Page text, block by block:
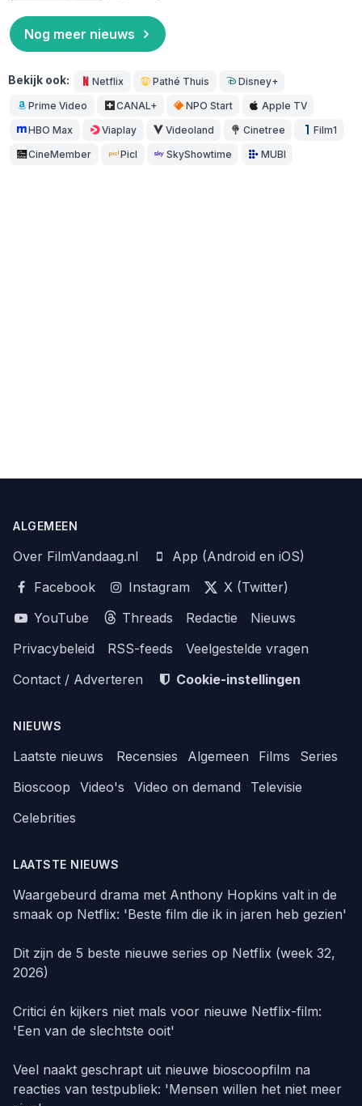
Nog meer nieuws
Bekijk ook: Netflix Pathé Thuis Disney+
Prime Video CANAL+ NPO Start Apple TV
HBO Max Viaplay Videoland Cinetree Film1
CineMember Picl SkyShowtime MUBI
ALGEMEEN
Over FilmVandaag.nl
App (Android en iOS)
Facebook
Instagram
X (Twitter)
YouTube
Threads Redactie
Nieuws
Privacybeleid
RSS-feeds
Veelgestelde vragen
Contact / Adverteren
Cookie-instellingen
NIEUWS
Laatste nieuws Recensies Algemeen Films
Series
Bioscoop
Video's Video on demand
Televisie
Celebrities
LAATSTE NIEUWS
Waargebeurd drama met Anthony Hopkins valt in de
smaak op Netflix: 'Beste film die ik in jaren heb gezien'
Dit zijn de 5 beste nieuwe series op Netflix (week 32,
2026)
Critici én kijkers niet mals voor nieuwe Netflix-film:
'Een van de slechtste ooit'
Veel naakt geschrapt uit nieuwe bioscoopfilm na
reacties van testpubliek: 'Mensen willen het niet meer